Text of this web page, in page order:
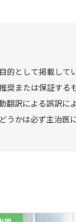
として掲載してい
奨または保証する
翻訳による誤訳に
うかは必ず主治医